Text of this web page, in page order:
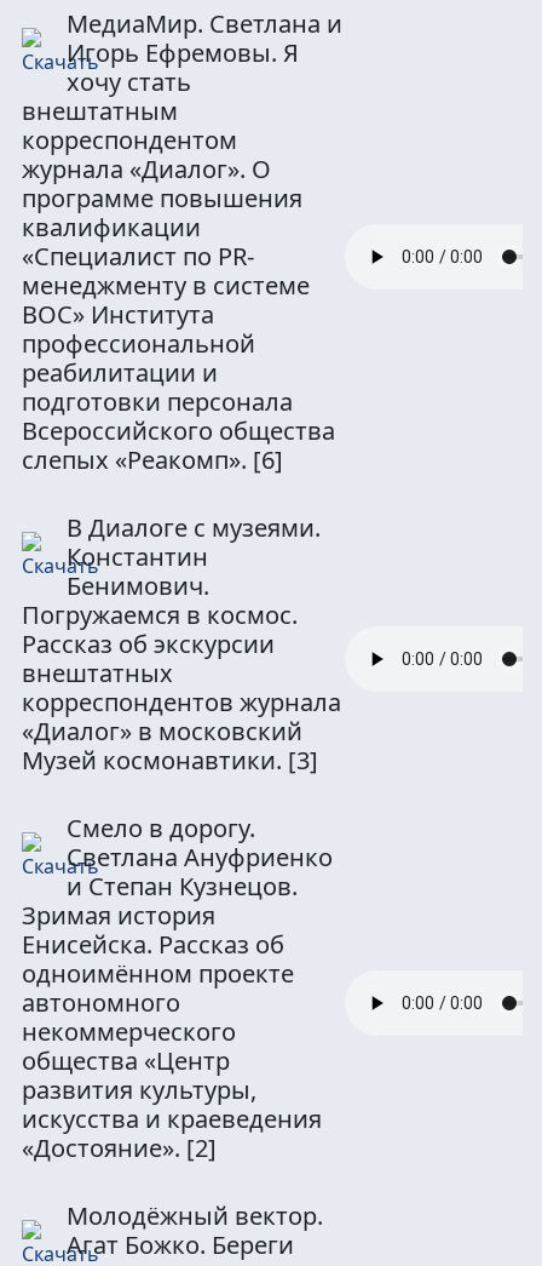
МедиаМир. Светлана и
Игорь Ефремовы. Я
хочу стать
внештатным
корреспондентом
журнала «Диалог». О
программе повышения
квалификации
«Специалист по PR-
менеджменту в системе
ВОС» Института
профессиональной
реабилитации и
подготовки персонала
Всероссийского общества
слепых «Реакомп». [6]
В Диалоге с музеями.
Константин
Бенимович.
Погружаемся в космос.
Рассказ об экскурсии
внештатных
корреспондентов журнала
«Диалог» в московский
Музей космонавтики. [3]
Смело в дорогу.
Светлана Ануфриенко
и Степан Кузнецов.
Зримая история
Енисейска. Рассказ об
одноимённом проекте
автономного
некоммерческого
общества «Центр
развития культуры,
искусства и краеведения
«Достояние». [2]
Молодёжный вектор.
Агат Божко. Береги